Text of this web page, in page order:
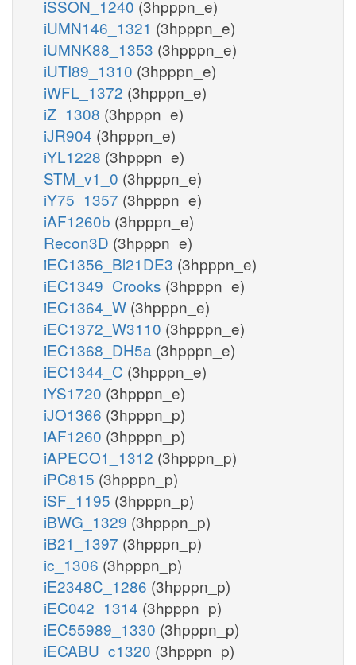
iSSON_1240 (3hpppn_e)
iUMN146_1321 (3hpppn_e)
iUMNK88_1353 (3hpppn_e)
iUTI89_1310 (3hpppn_e)
iWFL_1372 (3hpppn_e)
iZ_1308 (3hpppn_e)
iJR904 (3hpppn_e)
iYL1228 (3hpppn_e)
STM_v1_0 (3hpppn_e)
iY75_1357 (3hpppn_e)
iAF1260b (3hpppn_e)
Recon3D (3hpppn_e)
iEC1356_Bl21DE3 (3hpppn_e)
iEC1349_Crooks (3hpppn_e)
iEC1364_W (3hpppn_e)
iEC1372_W3110 (3hpppn_e)
iEC1368_DH5a (3hpppn_e)
iEC1344_C (3hpppn_e)
iYS1720 (3hpppn_e)
iJO1366 (3hpppn_p)
iAF1260 (3hpppn_p)
iAPECO1_1312 (3hpppn_p)
iPC815 (3hpppn_p)
iSF_1195 (3hpppn_p)
iBWG_1329 (3hpppn_p)
iB21_1397 (3hpppn_p)
ic_1306 (3hpppn_p)
iE2348C_1286 (3hpppn_p)
iEC042_1314 (3hpppn_p)
iEC55989_1330 (3hpppn_p)
iECABU_c1320 (3hpppn_p)